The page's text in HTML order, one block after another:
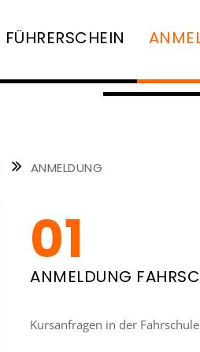
FÜHRERSCHEIN
ANMELDUNG
ANMELDUNG
Kursanfragen in der